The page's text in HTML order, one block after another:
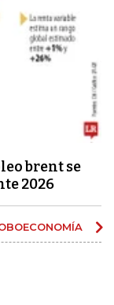
brent se
2026